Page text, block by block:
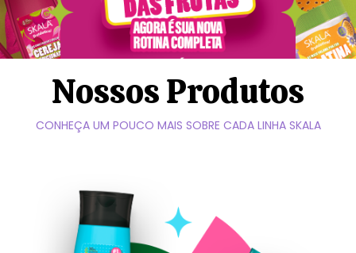
Nossos Produtos
CONHEÇA UM POUCO MAIS SOBRE CADA LINHA SKALA